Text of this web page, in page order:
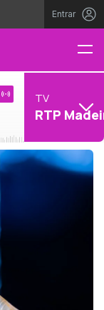
Entrar
TV
RTP